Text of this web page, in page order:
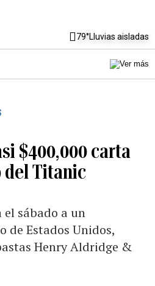
79°Lluvias aisladas
$400,000 carta
del Titanic
sábado a un
de Estados Unidos,
Henry Aldridge &